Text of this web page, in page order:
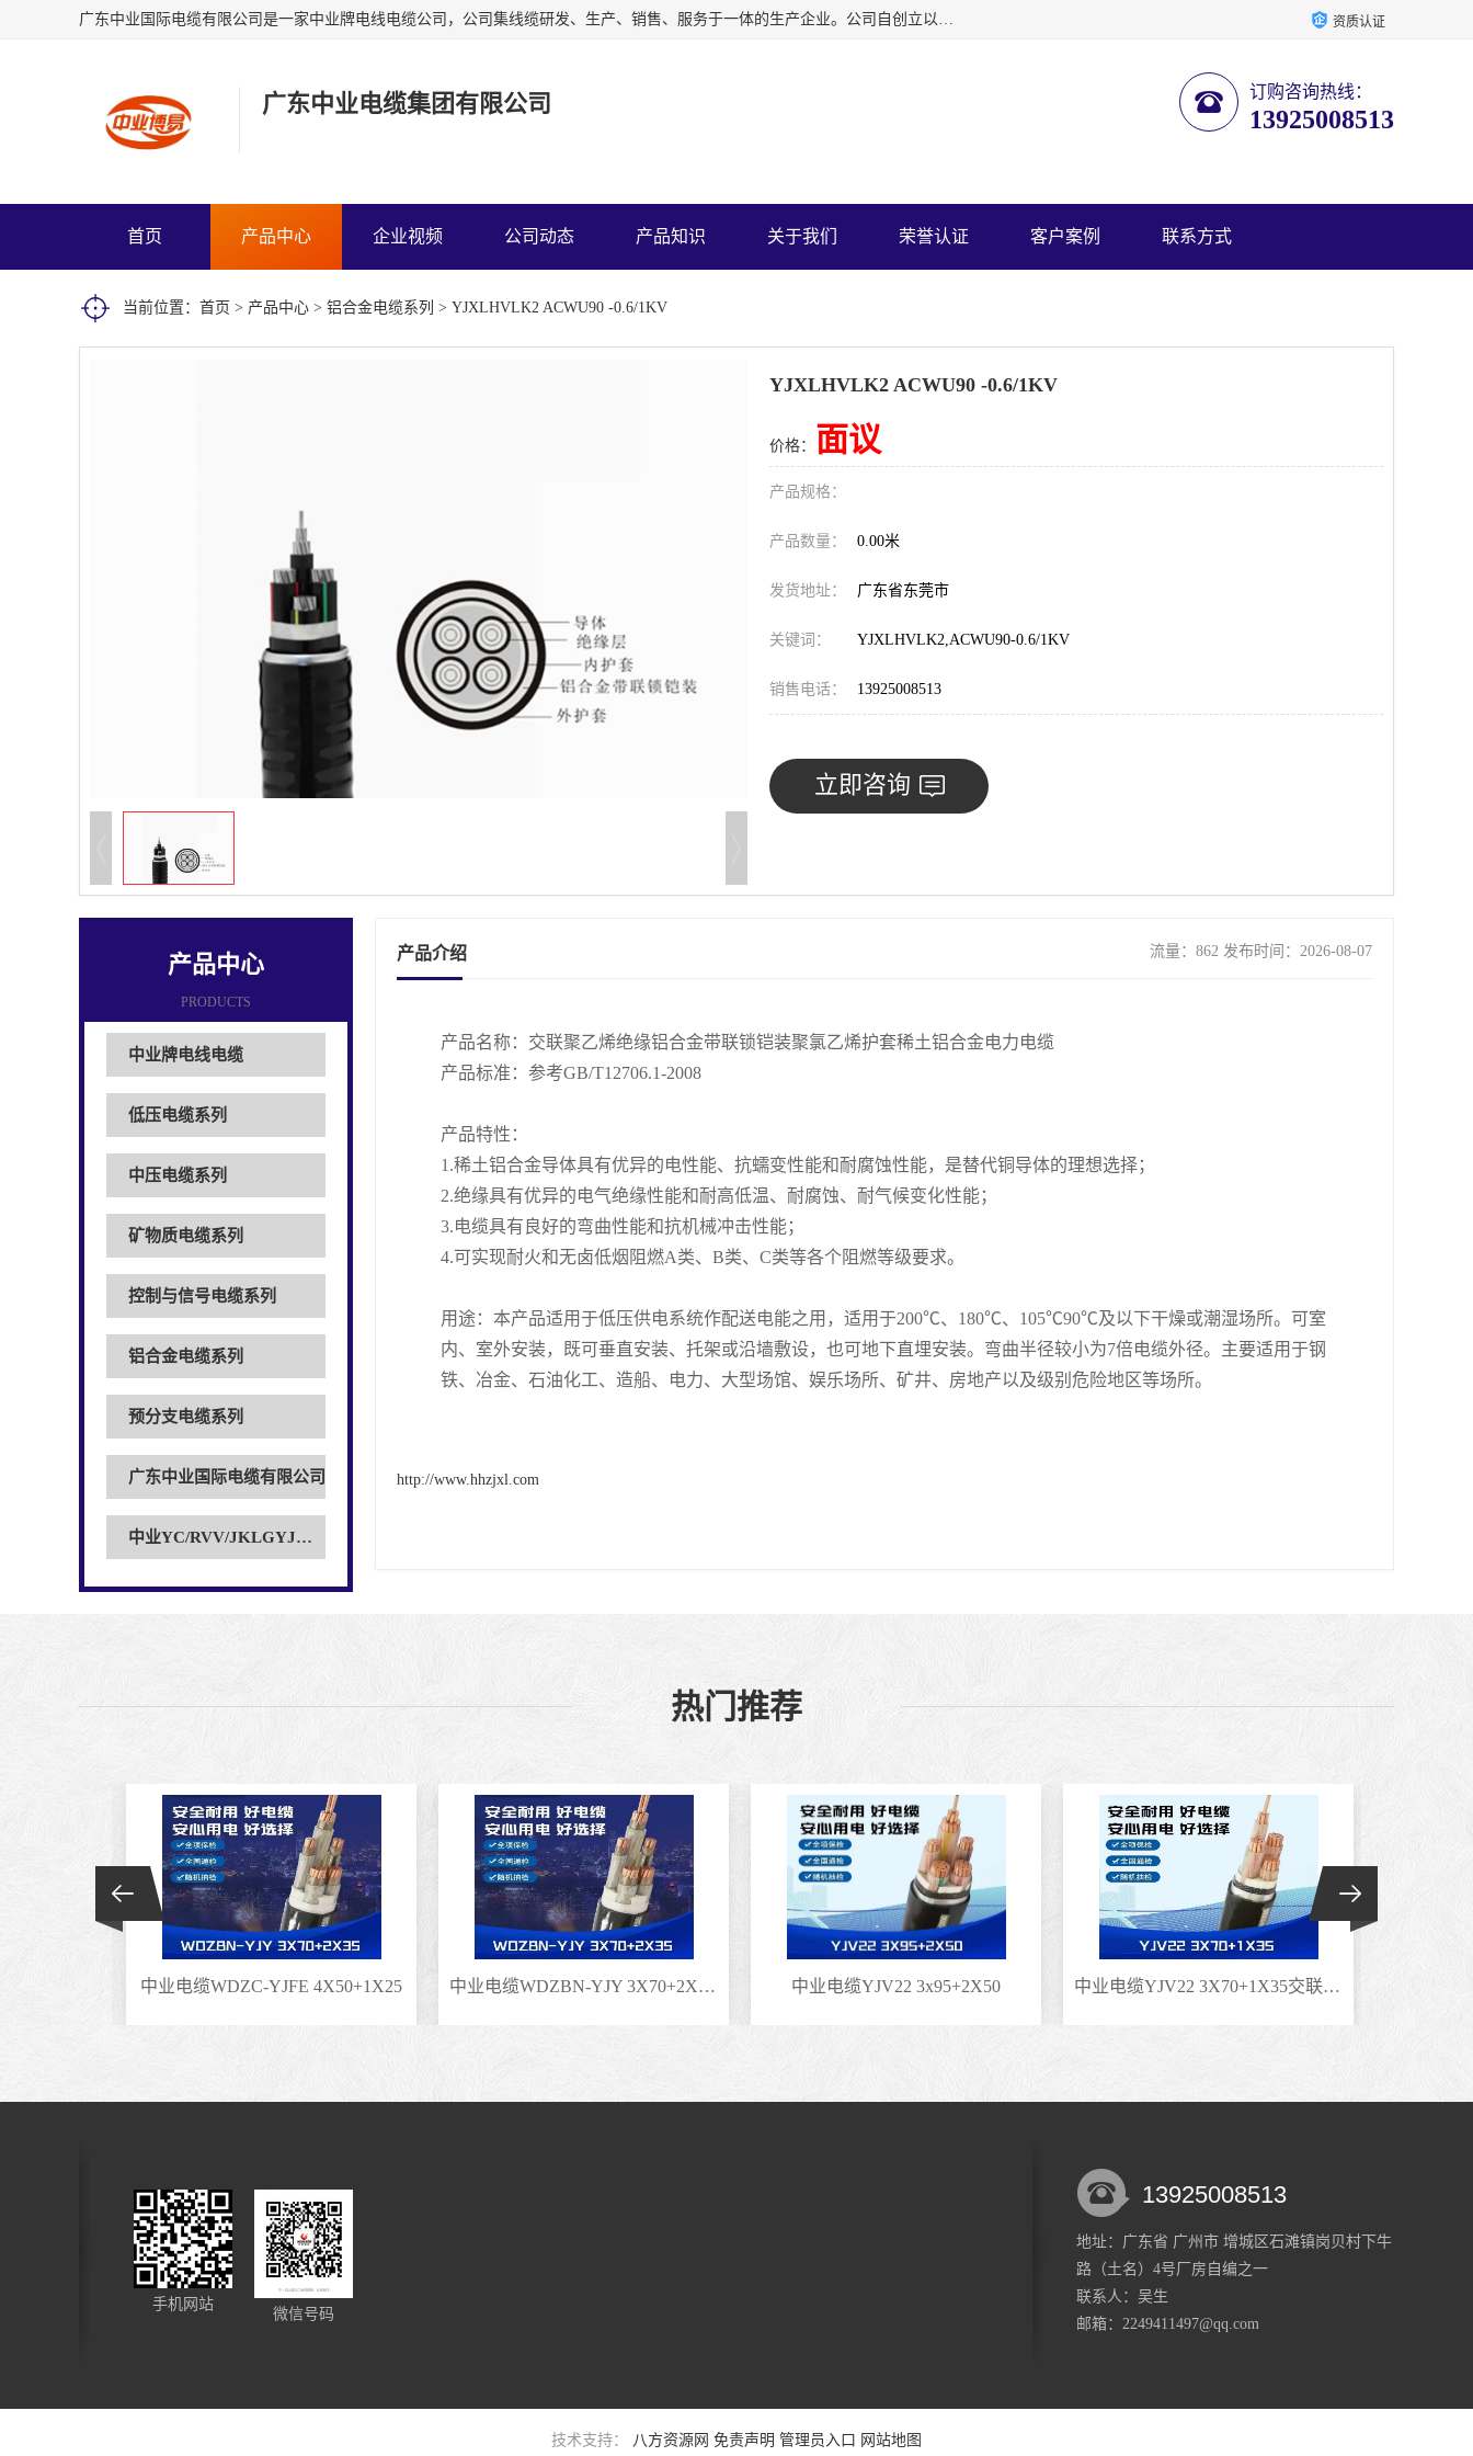
广东中业国际电缆有限公司是一家中业牌电线电缆公司，公司集线缆研发、生产、销售、服务于一体的生产企业。公司自创立以来一直跟随工业化、信息化的发展道路，并坚持以中国质量认证中心ISO9001管理体系进行企业管理。 资质认证
广东中业电缆集团有限公司 订购咨询热线：
13925008513
首页 产品中心 企业视频 公司动态 产品知识 关于我们 荣誉认证 客户案例 联系方式
当前位置： 首页 > 产品中心 > 铝合金电缆系列 > YJXLHVLK2 ACWU90 -0.6/1KV
YJXLHVLK2 ACWU90 -0.6/1KV
价格： 面议
产品规格：
产品数量： 0.00米
发货地址： 广东省东莞市
关键词： YJXLHVLK2,ACWU90-0.6/1KV
销售电话： 13925008513
立即咨询
产品中心
PRODUCTS
中业牌电线电缆
低压电缆系列
中压电缆系列
矿物质电缆系列
控制与信号电缆系列
铝合金电缆系列
预分支电缆系列
广东中业国际电缆有限公司
中业YC/RVV/JKLGYJ电缆
产品介绍 流量：862 发布时间：2026-08-07
产品名称：交联聚乙烯绝缘铝合金带联锁铠装聚氯乙烯护套稀土铝合金电力电缆
产品标准：参考GB/T12706.1-2008
产品特性：
1.稀土铝合金导体具有优异的电性能、抗蠕变性能和耐腐蚀性能，是替代铜导体的理想选择；
2.绝缘具有优异的电气绝缘性能和耐高低温、耐腐蚀、耐气候变化性能；
3.电缆具有良好的弯曲性能和抗机械冲击性能；
4.可实现耐火和无卤低烟阻燃A类、B类、C类等各个阻燃等级要求。
用途：本产品适用于低压供电系统作配送电能之用，适用于200℃、180℃、105℃90℃及以下干燥或潮湿场所。可室
内、室外安装，既可垂直安装、托架或沿墙敷设，也可地下直埋安装。弯曲半径较小为7倍电缆外径。主要适用于钢
铁、冶金、石油化工、造船、电力、大型场馆、娱乐场所、矿井、房地产以及级别危险地区等场所。
http://www.hhzjxl.com
热门推荐
中业电缆WDZC-YJFE 4X50+1X25 中业电缆WDZBN-YJY 3X70+2X35矿物绝缘电缆 中业电缆YJV22 3x95+2X50 中业电缆YJV22 3X70+1X35交联聚乙烯绝缘电缆
手机网站
微信号码
13925008513
地址：广东省 广州市 增城区石滩镇岗贝村下牛
路（土名）4号厂房自编之一
联系人：吴生
邮箱：2249411497@qq.com
技术支持： 八方资源网 免责声明 管理员入口 网站地图